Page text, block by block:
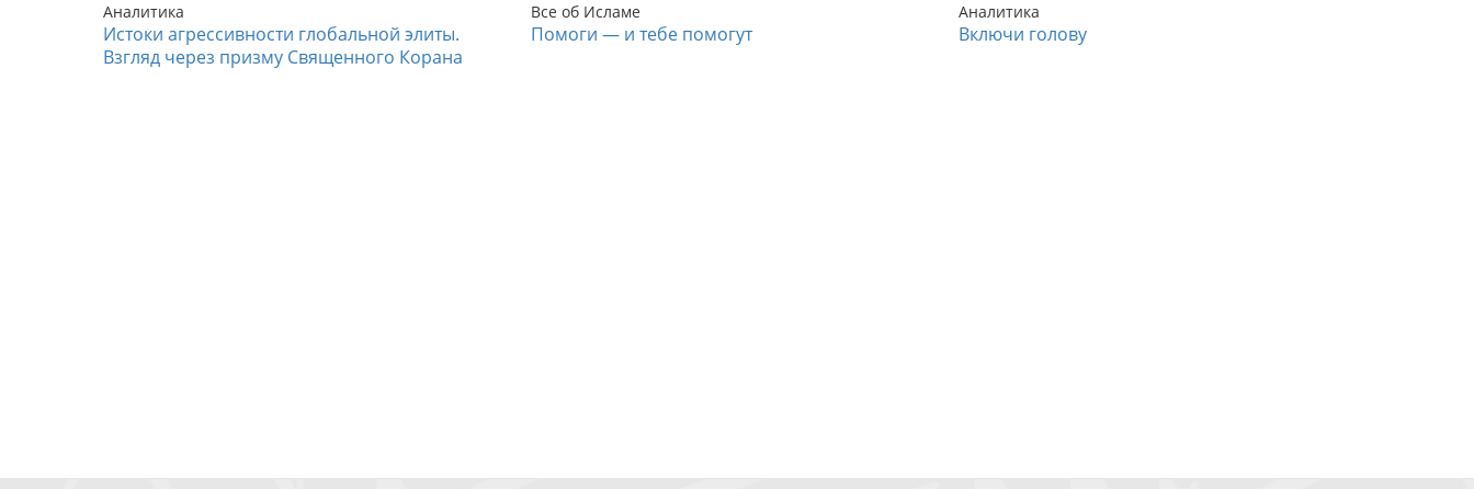
Аналитика
Истоки агрессивности глобальной элиты.
Взгляд через призму Священного Корана
Все об Исламе
Помоги — и тебе помогут
Аналитика
Включи голову